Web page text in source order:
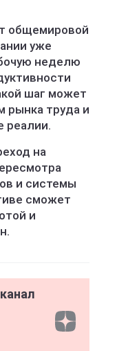
общемировой
уже
неделю
шаг может
рынка труда и
реалии.
на
и системы
сможет
и